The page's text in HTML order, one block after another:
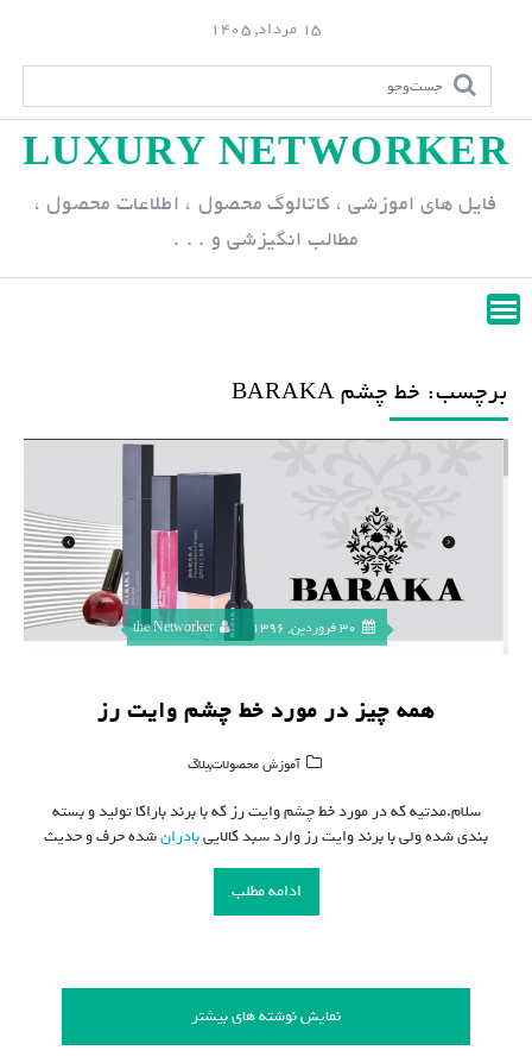
p
n
15 مرداد, 1405
LUXURY NETWORKER
فایل های اموزشی ، کاتالوگ محصول ، اطلاعات محصول ،
مطالب انگیزشی و . . .
برچسب: خط چشم BARAKA
30 فروردین, 1396 the Networker
همه چیز در مورد خط چشم وایت رز
آموزش محصولات,بلاگ
سلام.مدتیه که در مورد خط چشم وایت رز که با برند باراکا تولید و بسته
بندی شده ولی با برند وایت رز وارد سبد کالاییبادرانشده حرف و حدیث
ادامه مطلب
نمایش نوشته های بیشتر